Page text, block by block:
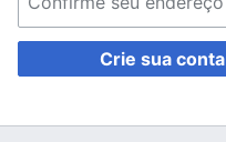
Crie sua conta